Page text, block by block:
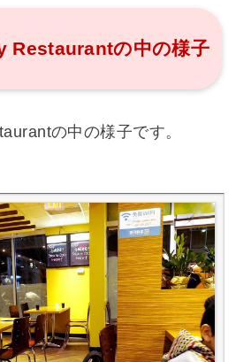
Restaurantの中の様子
の中の様子です。